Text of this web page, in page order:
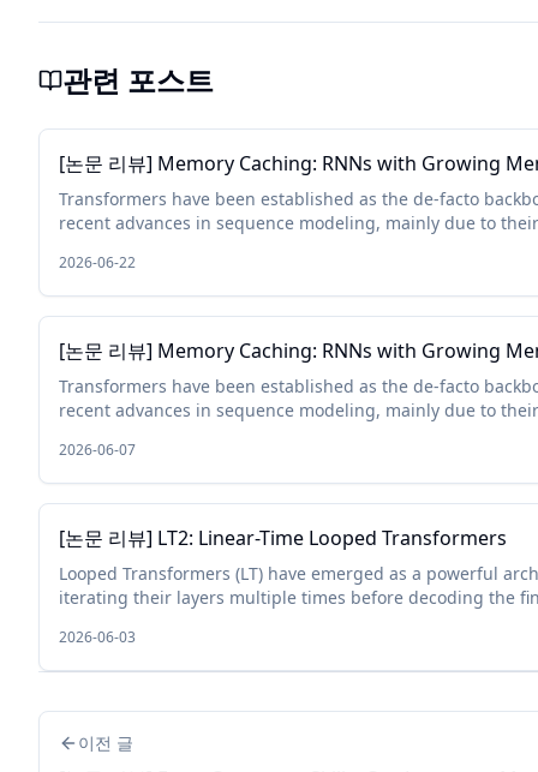
관련 포스트
[논문 리뷰] Memory Caching: RNNs with Growing
Transformers have been established as the de-facto
recent advances in sequence modeling, mainly due to
2026-06-22
[논문 리뷰] Memory Caching: RNNs with Growing
Transformers have been established as the de-facto
recent advances in sequence modeling, mainly due to
2026-06-07
[논문 리뷰] LT2: Linear-Time Looped Transformers
Looped Transformers (LT) have emerged as a powerful
iterating their layers multiple times before decoding the
2026-06-03
이전 글